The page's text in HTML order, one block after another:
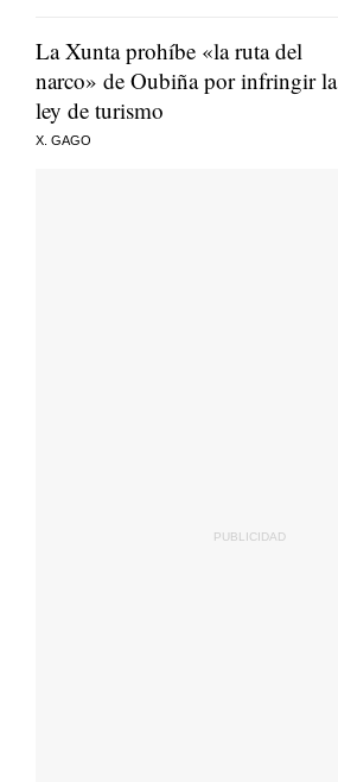
La Xunta prohíbe «la ruta del
narco» de Oubiña por infringir la
ley de turismo
X. GAGO